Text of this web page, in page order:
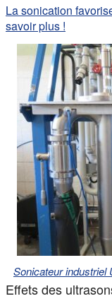
La sonication
savoir plus !
Sonicateur industriel
Effets des